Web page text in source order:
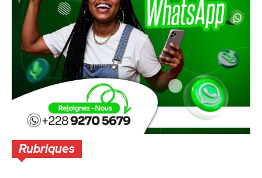
Rubriques